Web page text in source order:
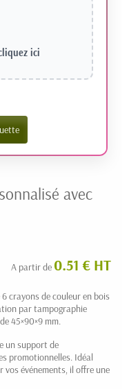
ici
avec
A partir de 0.51 € HT
6 crayons de couleur en bois
par tampographie
45×90×9 mm.
un support de
promotionnelles. Idéal
vos événements, il offre une